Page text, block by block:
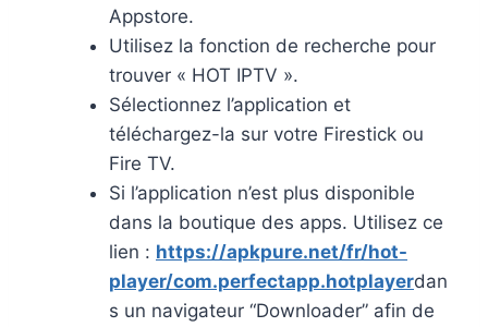
Appstore.
Utilisez la fonction de recherche pour
trouver « HOT IPTV ».
Sélectionnez l’application et
téléchargez-la sur votre Firestick ou
Fire TV.
Si l’application n’est plus disponible
dans la boutique des apps. Utilisez ce
lien : https://apkpure.net/fr/hot-
player/com.perfectapp.hotplayerdan
s un navigateur “Downloader” afin de